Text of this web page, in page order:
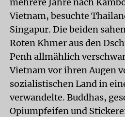
Vietnam, besuchte
Singapur. Die beiden
Roten Khmer aus den
Penh allmählich
Vietnam vor ihren Augen
sozialistischen Land in
verwandelte. Buddhas,
Opiumpfeifen und